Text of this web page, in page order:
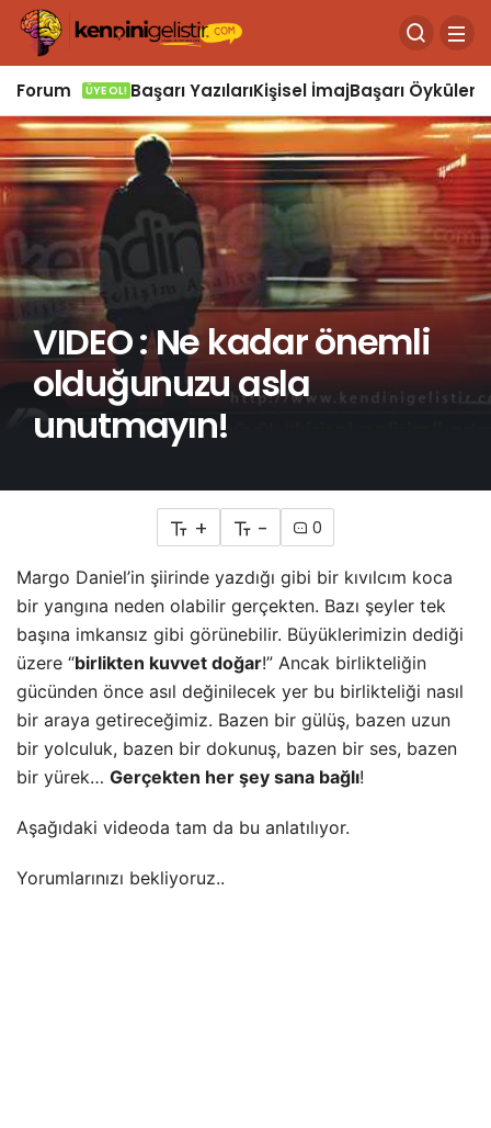
Forum ÜYE OL! Başarı YazılarıKişisel İmajBaşarı Öyküleri
VIDEO : Ne kadar önemli
olduğunuzu asla
unutmayın!
+ - 0
Margo Daniel’in şiirinde yazdığı gibi bir kıvılcım koca
bir yangına neden olabilir gerçekten. Bazı şeyler tek
başına imkansız gibi görünebilir. Büyüklerimizin dediği
üzere “birlikten kuvvet doğar!” Ancak birlikteliğin
gücünden önce asıl değinilecek yer bu birlikteliği nasıl
bir araya getireceğimiz. Bazen bir gülüş, bazen uzun
bir yolculuk, bazen bir dokunuş, bazen bir ses, bazen
bir yürek… Gerçekten her şey sana bağlı!
Aşağıdaki videoda tam da bu anlatılıyor.
Yorumlarınızı bekliyoruz..